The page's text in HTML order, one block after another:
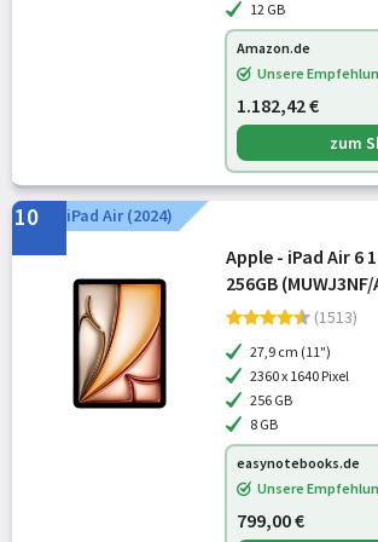
12 GB
Amazon.de
Unsere
1.182,42 €
zum
10 iPad Air (2024)
Apple - iPad Air 6
256GB
MUWJ3TY/A)(1513)
27,9 cm (11")
2360 x 1640 Pixel
256 GB
8 GB
easynotebooks.de
Unsere
799,00 €